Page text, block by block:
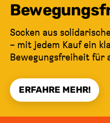
Socken aus
– mit jedem Kauf ein
Bewegungsfreiheit für
ERFAHRE MEHR!